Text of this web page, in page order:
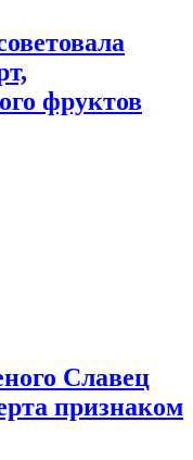
фруктов
Славец
признаком